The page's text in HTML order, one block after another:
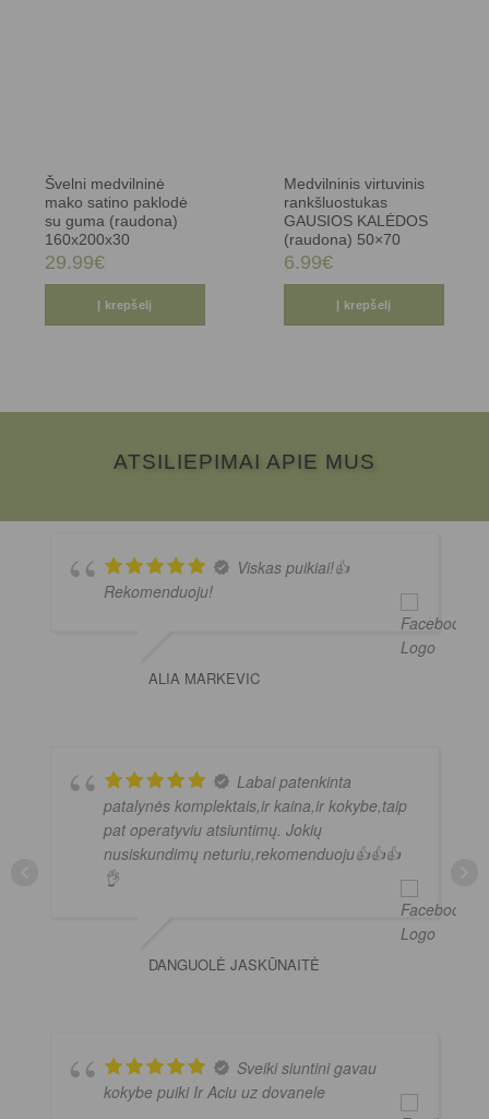
Švelni medvilninė
mako satino paklodė
su guma (raudona)
160x200x30
29.99€
Į krepšelį
Medvilninis virtuvinis
rankšluostukas
GAUSIOS KALĖDOS
(raudona) 50×70
6.99€
Į krepšelį
ATSILIEPIMAI APIE MUS
Viskas puikiai!👍
Rekomenduoju!
ALIA MARKEVIC
Labai patenkinta
patalynės komplektais,ir kaina,ir kokybe,taip
pat operatyviu atsiuntimų. Jokių
nusiskundimų neturiu,rekomenduoju👍👍👍
👌
DANGUOLĖ JASKŪNAITĖ
Sveiki siuntini gavau
kokybe puiki Ir Aciu uz dovanele